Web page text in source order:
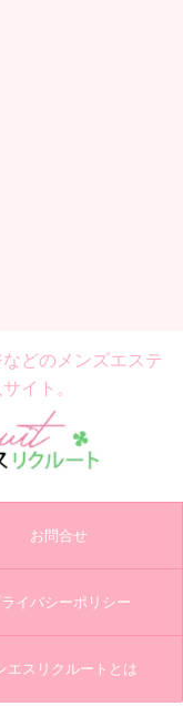
どの メンズエステ
イト。
お問合せ
イバシーポリシー
エスリクルートとは